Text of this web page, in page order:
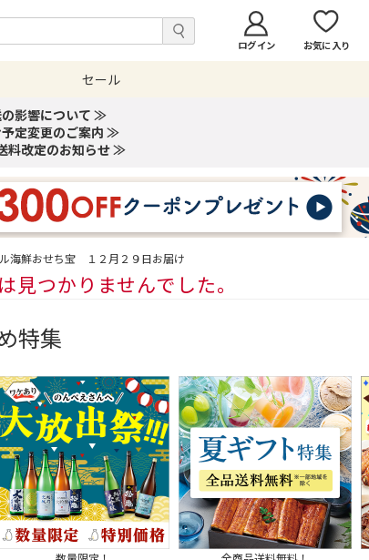
ログイン お気に入り
セール
影響について ≫
定変更のご案内 ≫
料改定のお知らせ ≫
海鮮おせち宝 １２月２９日お届け
見つかりませんでした。
特集